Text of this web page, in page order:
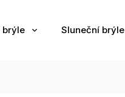
brýle Sluneční brýle